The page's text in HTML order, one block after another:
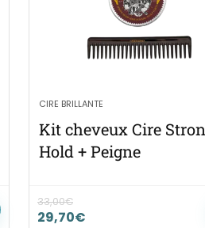
CIRE BRILLANTE
Kit cheveux Cire
Hold + Peigne
33,00€
29,70€